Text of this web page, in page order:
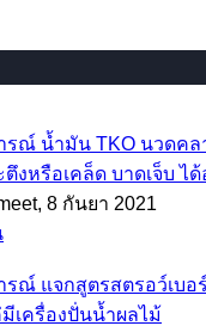
รณ์ น้ำมัน TKO นวดคล
ตึงหรือเคล็ด บาดเจ็บ ไ
8 กันยา 2021
รณ์ แจกสูตรสตรอว์เบอ
เครื่องปั่นน้ำผลไม้